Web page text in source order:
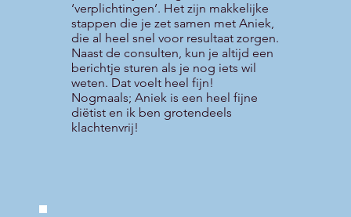
‘verplichtingen’. Het zijn makkelijke
stappen die je zet samen met Aniek,
die al heel snel voor resultaat zorgen.
Naast de consulten, kun je altijd een
berichtje sturen als je nog iets wil
weten. Dat voelt heel fijn!
Nogmaals; Aniek is een heel fijne
diëtist en ik ben grotendeels
klachtenvrij!